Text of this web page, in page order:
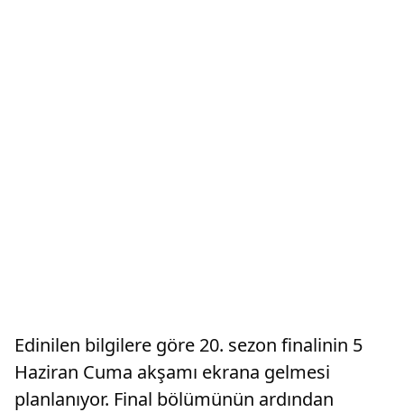
Edinilen bilgilere göre 20. sezon finalinin 5
Haziran Cuma akşamı ekrana gelmesi
planlanıyor. Final bölümünün ardından